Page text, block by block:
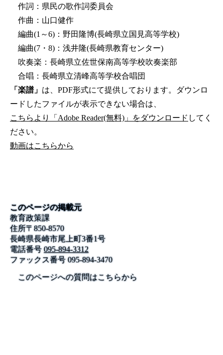
作詞：県民の歌作詞委員会
作曲：山口健作
編曲(1～6)：野田隆博(長崎県立国見高等学校)
編曲(7・8)：浅井隆(長崎県教育センター)
吹奏楽：長崎県立佐世保南高等学校吹奏楽部
合唱：長崎県立清峰高等学校合唱団
「楽譜」 は、PDF形式にて提供しております。ダウンロ
ードしたファイルが表示できない場合は、
こちらより「Adobe Reader(無料)」をダウンロード してく
ださい。
動画はこちらから
このページの掲載元
教育政策課
住所〒850-8570
長崎県長崎市尾上町3番1号
電話番号 095-894-3312
ファックス番号095-894-3470
このページへの質問はこちらから